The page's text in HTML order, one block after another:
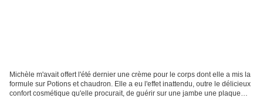
Michèle m'avait offert l'été dernier une crème pour le corps dont elle a mis la
formule sur Potions et chaudron. Elle a eu l'effet inattendu, outre le délicieux
confort cosmétique qu'elle procurait, de guérir sur une jambe une plaque